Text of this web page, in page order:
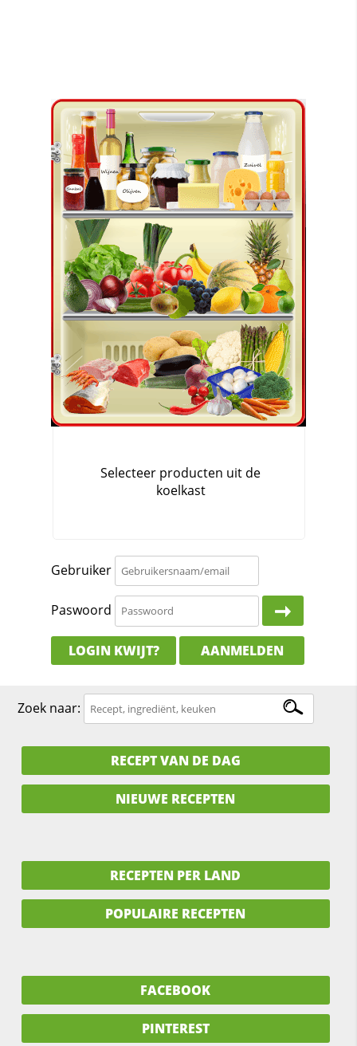
Gebruiker
Paswoord
LOGIN KWIJT? AANMELDEN
Zoek naar:
RECEPT VAN DE DAG
NIEUWE RECEPTEN
RECEPTEN PER LAND
POPULAIRE RECEPTEN
FACEBOOK
PINTEREST